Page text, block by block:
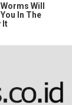
Will
In The
It